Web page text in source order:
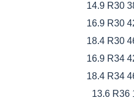
14.9 R30
16.9 R30
18.4 R30
16.9 R34
18.4 R34
13.6 R36